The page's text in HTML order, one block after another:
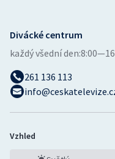
Divácké centrum
každý všední den:
261 136 113
Vzhled